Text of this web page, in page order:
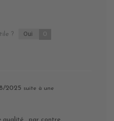
? Oui 0
2025 suite à une